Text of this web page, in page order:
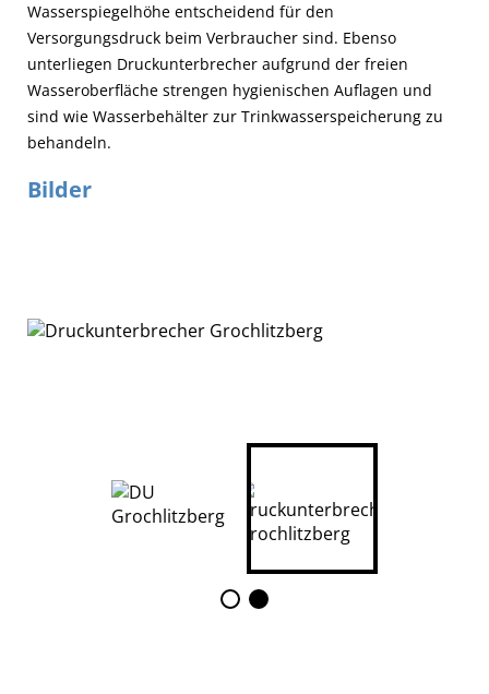
Wasserspiegelhöhe entscheidend für den
Versorgungsdruck beim Verbraucher sind. Ebenso
unterliegen Druckunterbrecher aufgrund der freien
Wasseroberfläche strengen hygienischen Auflagen und
sind wie Wasserbehälter zur Trinkwasserspeicherung zu
behandeln.
Bilder